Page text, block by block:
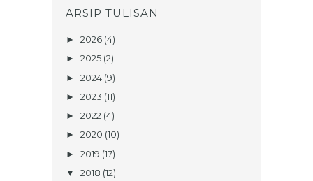
FILM KISAH KELAHIRAN NABI
Penerimaan Peserta Didik Baru Tahun
Ajaran 2017/2018
BERBASIS KOMPUTER SMP DAN DT
Sistem Informasi Akademik (SIAKAD)
ARSIP TULISAN
► 2026 (4)
► 2025 (2)
► 2024 (9)
► 2023 (11)
► 2022 (4)
► 2020 (10)
► 2019 (17)
▼ 2018 (12)